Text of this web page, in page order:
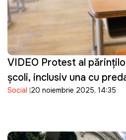
VIDEO Protest al
școli, inclusiv una cu
urmează să fie închise și
Social 20 noiembrie 2025, 14:35